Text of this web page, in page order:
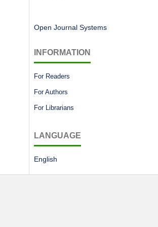
Open Journal Systems
INFORMATION
For Readers
For Authors
For Librarians
LANGUAGE
English